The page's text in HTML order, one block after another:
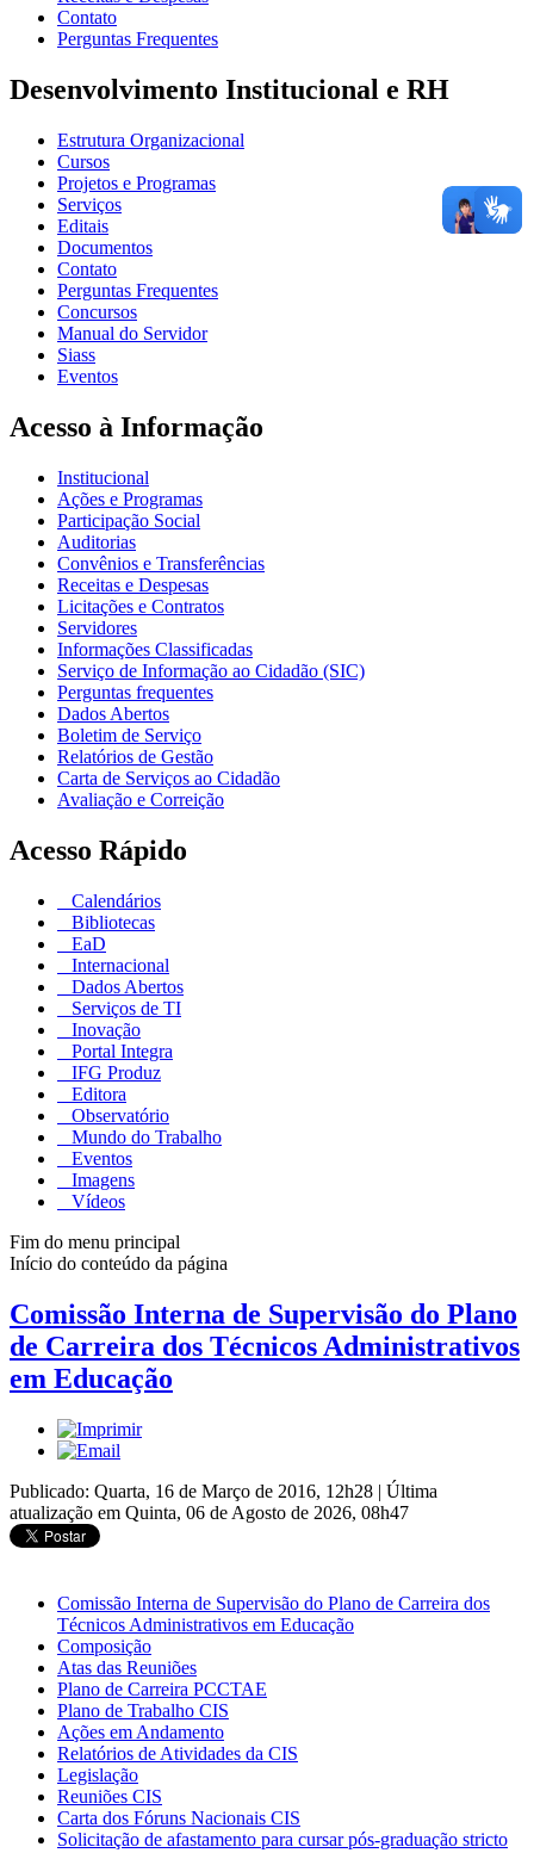
Contato
Perguntas Frequentes
Desenvolvimento Institucional e RH
Estrutura Organizacional
Cursos
Projetos e Programas
Serviços
Editais
Documentos
Contato
Perguntas Frequentes
Concursos
Manual do Servidor
Siass
Eventos
Acesso à Informação
Institucional
Ações e Programas
Participação Social
Auditorias
Convênios e Transferências
Receitas e Despesas
Licitações e Contratos
Servidores
Informações Classificadas
Serviço de Informação ao Cidadão (SIC)
Perguntas frequentes
Dados Abertos
Boletim de Serviço
Relatórios de Gestão
Carta de Serviços ao Cidadão
Avaliação e Correição
Acesso Rápido
Calendários
Bibliotecas
EaD
Internacional
Dados Abertos
Serviços de TI
Inovação
Portal Integra
IFG Produz
Editora
Observatório
Mundo do Trabalho
Eventos
Imagens
Vídeos
Fim do menu principal
Início do conteúdo da página
Comissão Interna de Supervisão do Plano
de Carreira dos Técnicos Administrativos
em Educação
Publicado: Quarta, 16 de Março de 2016, 12h28 | Última
atualização em Quinta, 06 de Agosto de 2026, 08h47
Comissão Interna de Supervisão do Plano de Carreira dos
Técnicos Administrativos em Educação
Composição
Atas das Reuniões
Plano de Carreira PCCTAE
Plano de Trabalho CIS
Ações em Andamento
Relatórios de Atividades da CIS
Legislação
Reuniões CIS
Carta dos Fóruns Nacionais CIS
Solicitação de afastamento para cursar pós-graduação stricto